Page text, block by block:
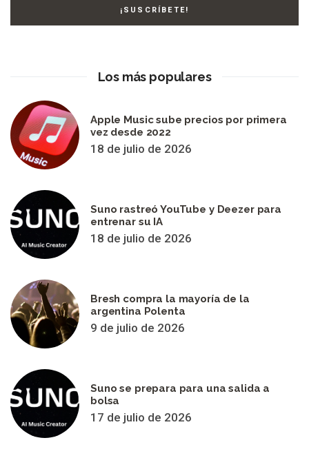
Los más populares
Apple Music sube precios por primera
vez desde 2022
18 de julio de 2026
Suno rastreó YouTube y Deezer para
entrenar su IA
18 de julio de 2026
Bresh compra la mayoría de la
argentina Polenta
9 de julio de 2026
Suno se prepara para una salida a
bolsa
17 de julio de 2026